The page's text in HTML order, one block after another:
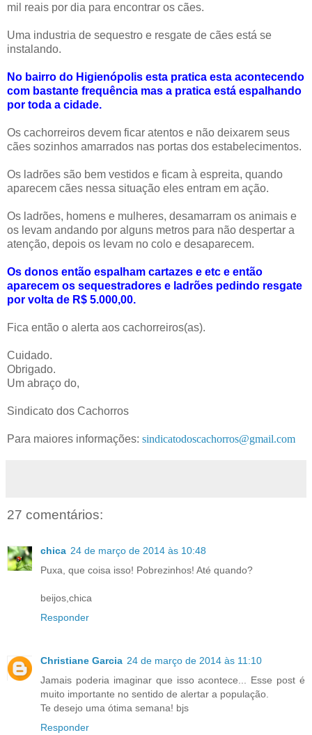
mil reais por dia para encontrar os cães.
Uma industria de sequestro e resgate de cães está se
instalando.
No bairro do Higienópolis esta pratica esta acontecendo
com bastante frequência mas a pratica está espalhando
por toda a cidade.
Os cachorreiros devem ficar atentos e não deixarem seus
cães sozinhos amarrados nas portas dos estabelecimentos.
Os ladrões são bem vestidos e ficam à espreita, quando
aparecem cães nessa situação eles entram em ação.
Os ladrões, homens e mulheres, desamarram os animais e
os levam andando por alguns metros para não despertar a
atenção, depois os levam no colo e desaparecem.
Os donos então espalham cartazes e etc e então
aparecem os sequestradores e ladrões pedindo resgate
por volta de R$ 5.000,00.
Fica então o alerta aos cachorreiros(as).
Cuidado.
Obrigado.
Um abraço do,
Sindicato dos Cachorros
Para maiores informações: sindicatodoscachorros@gmail.com
27 comentários:
chica 24 de março de 2014 às 10:48
Puxa, que coisa isso! Pobrezinhos! Até quando?
beijos,chica
Responder
Christiane Garcia 24 de março de 2014 às 11:10
Jamais poderia imaginar que isso acontece... Esse post é
muito importante no sentido de alertar a população.
Te desejo uma ótima semana! bjs
Responder